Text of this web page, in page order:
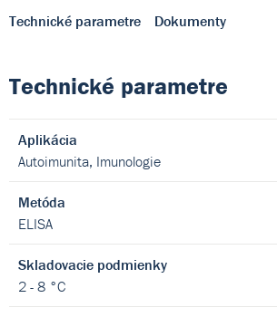
Technické parametre Dokumenty
Technické parametre
Aplikácia
Autoimunita, Imunologie
Metóda
ELISA
Skladovacie podmienky
2 - 8 °C